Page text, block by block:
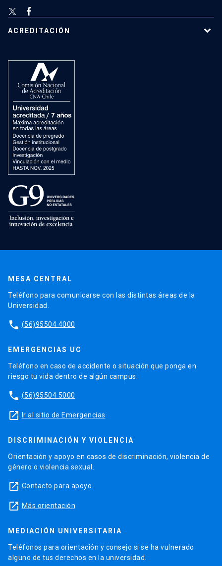
ACREDITACIÓN
MESA CENTRAL
Teléfono para comunicarse con las distintas áreas de la
Universidad.
phone (56)95504 4000
EMERGENCIAS UC
Teléfono en caso de accidente o situación que ponga en
riesgo tu vida dentro de algún campus.
phone (56)95504 5000
launch Ir al sitio de Emergencias
DISCRIMINACIÓN Y VIOLENCIA
Orientación y apoyo en casos de discriminación, violencia de
género o violencia sexual.
launch Contacto para apoyo
launch Más orientación
MEDIACIÓN UNIVERSITARIA
Teléfonos para orientación y consejo si se ha vulnerado
alguno de tus derechos en la universidad.